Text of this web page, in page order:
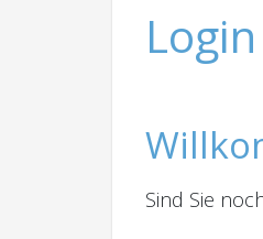
Login
Sind Sie